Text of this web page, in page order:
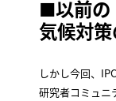
■以前の
気候対
しかし今回、
研究者コミュニ